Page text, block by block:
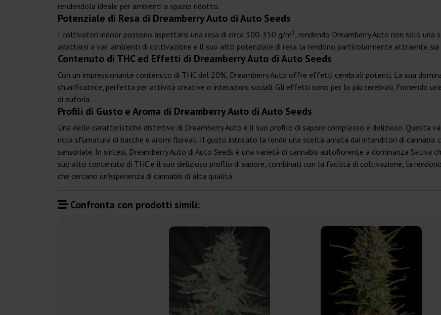
rendendola ideale per ambienti a spazio ridotto.
Potenziale di Resa di Dreamberry Auto di Auto Seeds
I coltivatori indoor possono aspettarsi una resa di circa 300-350 g/m², rendendo Dreamberry Auto non solo una
adattarsi a vari ambienti di coltivazione e il suo alto potenziale di resa la rendono particolarmente attraente
Contenuto di THC ed Effetti di Dreamberry Auto di Auto Seeds
Con un impressionante contenuto di THC del 20%, Dreamberry Auto offre effetti cerebrali potenti. La sua
chiarificatrice, perfetta per attività creative o interazioni sociali. Gli effetti sono per lo più cerebrali, fornendo
di euforia.
Profili di Gusto e Aroma di Dreamberry Auto di Auto Seeds
Una delle caratteristiche distintive di Dreamberry Auto è il suo profilo di sapore complesso e delizioso. Questa
ricca sfumatura di bacche e aromi floreali. Il gusto intricato la rende una scelta amata dai intenditori di cannabis
sensoriale. In sintesi, Dreamberry Auto di Auto Seeds è una varietà di cannabis autofiorente a dominanza Sativa
suo alto contenuto di THC e il suo delizioso profilo di sapore, combinati con la facilità di coltivazione, la
che cercano un'esperienza di cannabis di alta qualità.
Confronta con prodotti simili: